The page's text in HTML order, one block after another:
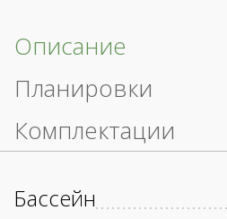
Описание
Планировки
Комплектации
Бассейн